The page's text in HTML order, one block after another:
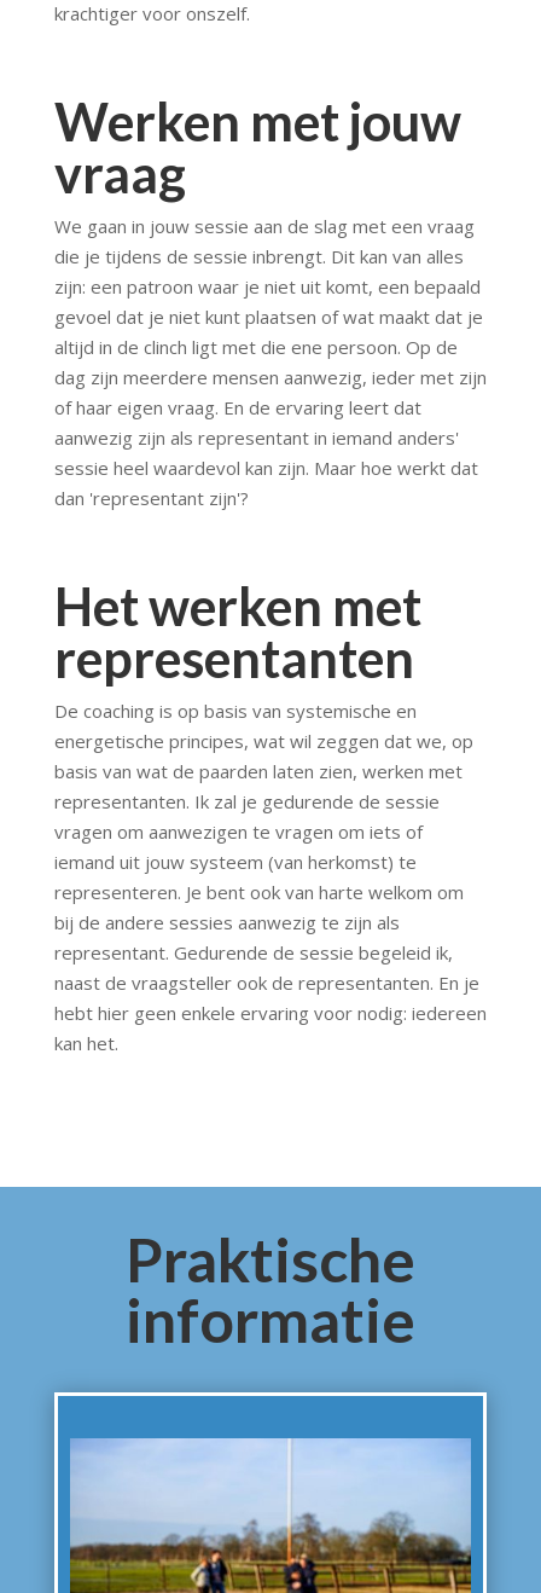
krachtiger voor onszelf.
Werken met jouw
vraag
We gaan in jouw sessie aan de slag met een vraag
die je tijdens de sessie inbrengt. Dit kan van alles
zijn: een patroon waar je niet uit komt, een bepaald
gevoel dat je niet kunt plaatsen of wat maakt dat je
altijd in de clinch ligt met die ene persoon. Op de
dag zijn meerdere mensen aanwezig, ieder met zijn
of haar eigen vraag. En de ervaring leert dat
aanwezig zijn als representant in iemand anders'
sessie heel waardevol kan zijn. Maar hoe werkt dat
dan 'representant zijn'?
Het werken met
representanten
De coaching is op basis van systemische en
energetische principes, wat wil zeggen dat we, op
basis van wat de paarden laten zien, werken met
representanten. Ik zal je gedurende de sessie
vragen om aanwezigen te vragen om iets of
iemand uit jouw systeem (van herkomst) te
representeren. Je bent ook van harte welkom om
bij de andere sessies aanwezig te zijn als
representant. Gedurende de sessie begeleid ik,
naast de vraagsteller ook de representanten. En je
hebt hier geen enkele ervaring voor nodig: iedereen
kan het.
Praktische
informatie